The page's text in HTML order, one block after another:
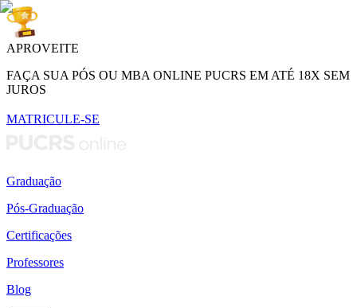
APROVEITE
FAÇA SUA PÓS OU MBA ONLINE PUCRS EM ATÉ 18X SEM
JUROS
MATRICULE-SE
Graduação
Pós-Graduação
Certificações
Professores
Blog